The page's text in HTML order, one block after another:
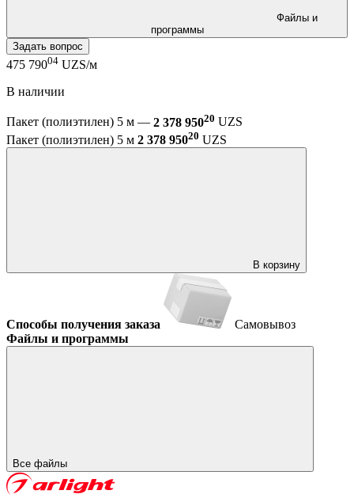
программы
Задать вопрос
475 79004 UZS/м
В наличии
Пакет (полиэтилен) 5 м — 2 378 95020 UZS
Пакет (полиэтилен) 5 м 2 378 95020 UZS
В корзину
Способы получения заказа
Самовывоз
Файлы и программы
Все файлы